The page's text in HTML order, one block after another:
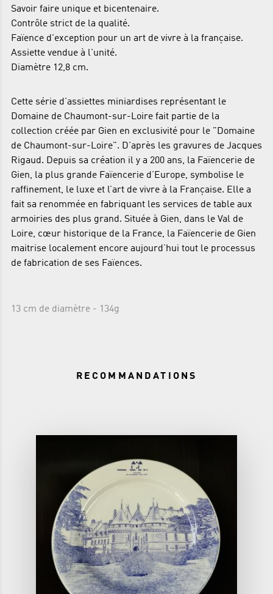
Savoir faire unique et bicentenaire.
Contrôle strict de la qualité.
Faïence d'exception pour un art de vivre à la française.
Assiette vendue à l'unité.
Diamètre 12,8 cm.
Cette série d'assiettes miniardises représentant le
Domaine de Chaumont-sur-Loire fait partie de la
collection créée par Gien en exclusivité pour le "Domaine
de Chaumont-sur-Loire". D'après les gravures de Jacques
Rigaud. Depuis sa création il y a 200 ans, la Faïencerie de
Gien, la plus grande Faïencerie d’Europe, symbolise le
raffinement, le luxe et l’art de vivre à la Française. Elle a
fait sa renommée en fabriquant les services de table aux
armoiries des plus grand. Située à Gien, dans le Val de
Loire, cœur historique de la France, la Faïencerie de Gien
maitrise localement encore aujourd’hui tout le processus
de fabrication de ses Faïences.
13 cm de diamètre - 134g
RECOMMANDATIONS